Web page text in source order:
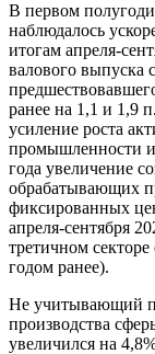
В первом
наблюдалось
итогам апреля-
валового выпуска
ранее на 1,1 и 1,9
усиление роста
промышленности и
года увеличение
обрабатывающих
фиксированных
апреля-сентября
третичном
годом ранее).
Не учитывающий
производства
увеличился на